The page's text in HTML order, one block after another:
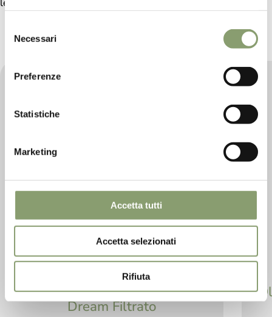
delNecessari
Preferenze
Statistiche
Marketing
Accetta tutti
Accetta selezionati
Rifiuta
Olio Evo 100% Italiano Golden
Dream Filtrato